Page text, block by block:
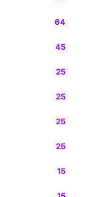
64
45
25
25
25
25
15